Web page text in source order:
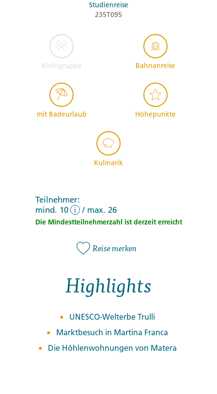
Studienreise
235T095
Kleingruppe Bahnanreise
mit Badeurlaub Höhepunkte
Kulinarik
Teilnehmer:
mind. 10
i / max. 26
Die Mindestteilnehmerzahl ist derzeit erreicht
Reise merken
Highlights
UNESCO-Welterbe Trulli
Marktbesuch in Martina Franca
Die Höhlenwohnungen von Matera